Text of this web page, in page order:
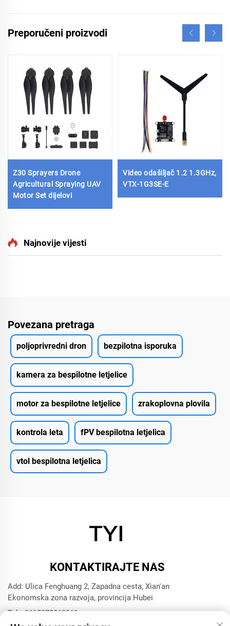
Preporučeni proizvodi
Z30 Sprayers Drone
Agricultural Spraying UAV
Motor Set dijelovi
Video odašiljač 1.2 1.3GHz,
VTX-1G3SE-E
Najnovije vijesti
Povezana pretraga
poljoprivredni dron bezpilotna isporuka
kamera za bespilotne letjelice
motor za bespilotne letjelice zrakoplovna plovila
kontrola leta fPV bespilotna letjelica
vtol bespilotna letjelica
KONTAKTIRAJTE NAS
Add: Ulica Fenghuang 2, Zapadna cesta, Xian'an
Ekonomska zona razvoja, provincija Hubei
Tel:+8615272063961